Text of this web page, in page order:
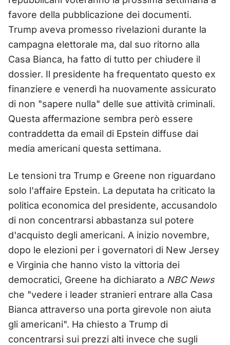
favore della pubblicazione dei documenti.
Trump aveva promesso rivelazioni durante la
campagna elettorale ma, dal suo ritorno alla
Casa Bianca, ha fatto di tutto per chiudere il
dossier. Il presidente ha frequentato questo ex
finanziere e venerdì ha nuovamente assicurato
di non "sapere nulla" delle sue attività criminali.
Questa affermazione sembra però essere
contraddetta da email di Epstein diffuse dai
media americani questa settimana.
Le tensioni tra Trump e Greene non riguardano
solo l'affaire Epstein. La deputata ha criticato la
politica economica del presidente, accusandolo
di non concentrarsi abbastanza sul potere
d'acquisto degli americani. A inizio novembre,
dopo le elezioni per i governatori di New Jersey
e Virginia che hanno visto la vittoria dei
democratici, Greene ha dichiarato a NBC News
che "vedere i leader stranieri entrare alla Casa
Bianca attraverso una porta girevole non aiuta
gli americani". Ha chiesto a Trump di
concentrarsi sui prezzi alti invece che sugli